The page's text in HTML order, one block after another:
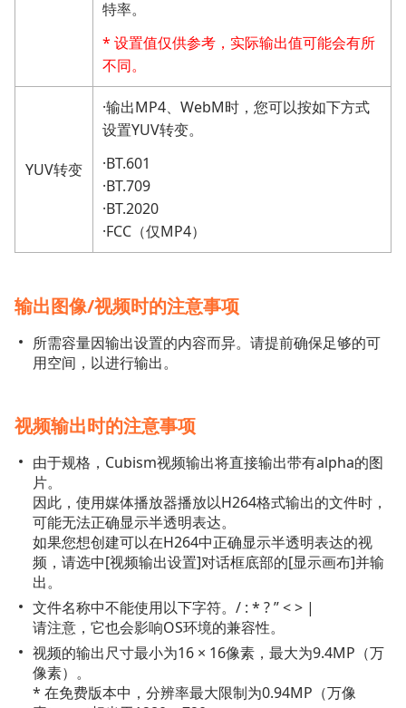
特率。
* 设置值仅供参考，实际输出值可能会有所
不同。
YUV转变
·输出MP4、WebM时，您可以按如下方式
设置YUV转变。
·BT.601
·BT.709
·BT.2020
·FCC（仅MP4）
输出图像/视频时的注意事项
所需容量因输出设置的内容而异。请提前确保足够的可
用空间，以进行输出。
视频输出时的注意事项
由于规格，Cubism视频输出将直接输出带有alpha的图
片。
因此，使用媒体播放器播放以H264格式输出的文件时，
可能无法正确显示半透明表达。
如果您想创建可以在H264中正确显示半透明表达的视
频，请选中[视频输出设置]对话框底部的[显示画布]并输
出。
文件名称中不能使用以下字符。/ : * ? ” < > |
请注意，它也会影响OS环境的兼容性。
视频的输出尺寸最小为16 × 16像素，最大为9.4MP（万
像素）。
* 在免费版本中，分辨率最大限制为0.94MP（万像